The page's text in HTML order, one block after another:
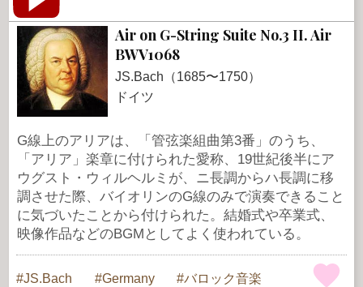
Air on G-String Suite No.3 II. Air
BWV1068
JS.Bach（1685〜1750）
ドイツ
G線上のアリアは、「管弦楽組曲第3番」のうち、
「アリア」楽章に付けられた愛称、19世紀後半にア
ウグスト・ウィルヘルミが、ニ長調からハ長調に移
調させた際、バイオリンのG線のみで演奏できること
に気づいたことから付けられた。結婚式や卒業式、
映像作品などのBGMとしてよく使われている。
JS.Bach Germany バロック音楽